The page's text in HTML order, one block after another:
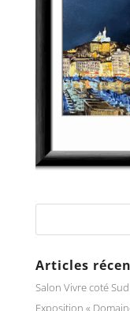
Articles
Salon Vivre coté
Exposition «